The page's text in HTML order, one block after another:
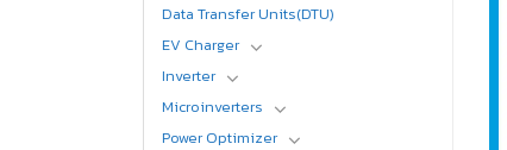
Data Transfer Units(DTU)
EV Charger
Inverter
Microinverters
Power Optimizer